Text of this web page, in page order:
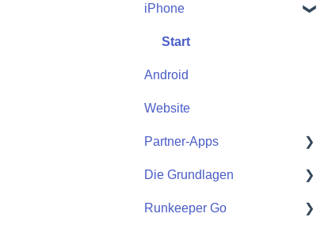
iPhone
Start
Android
Website
Partner-Apps
Apple Watch
Partner-Apps
Die Grundlagen
Getting Started
Runkeeper Go